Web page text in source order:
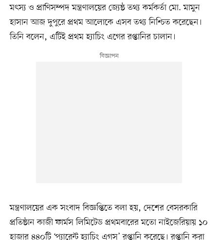
মৎস্য ও প্রাণিসম্পদ মন্ত্রণালয়ের জ্যেষ্ঠ তথ্য কর্মকর্তা মো. মামুন
হাসান আজ দুপুরে প্রথম আলোকে এসব তথ্য নিশ্চিত করেছেন।
তিনি বলেন, এটিই প্রথম হ্যাচিং এগের রপ্তানির চালান।
মন্ত্রণালয়ের এক সংবাদ বিজ্ঞপ্তিতে বলা হয়, দেশের বেসরকারি
প্রতিষ্ঠান কাজী ফার্মস লিমিটেড প্রথমবারের মতো নাইজেরিয়ায় ১০
হাজার ৪৪০টি ‘প্যারেন্ট হ্যাচিং এগস’ রপ্তানি করেছে। রপ্তানি করা